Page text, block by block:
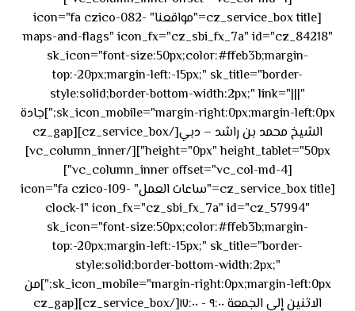
[cz_service_box title="مواقعنا" icon="fa czico-082-
maps-and-flags" icon_fx="cz_sbi_fx_7a" id="cz_84218"
sk_icon="font-size:50px;color:#ffeb3b;margin-
top:-20px;margin-left:-15px;" sk_title="border-
style:solid;border-bottom-width:2px;" link="|||"
sk_icon_mobile="margin-right:0px;margin-left:0px;"]جادة
الشيخ محمد بن راشد – دبي[/cz_service_box][cz_gap
height="0px" height_tablet="50px"][/vc_column_inner]
[vc_column_inner offset="vc_col-md-4"]
[cz_service_box title="ساعات العمل" icon="fa czico-109-
clock-1" icon_fx="cz_sbi_fx_7a" id="cz_57994"
sk_icon="font-size:50px;color:#ffeb3b;margin-
top:-20px;margin-left:-15px;" sk_title="border-
style:solid;border-bottom-width:2px;"
sk_icon_mobile="margin-right:0px;margin-left:0px;"]من
الاثنين إلى الجمعة ٩:٠٠ - ١٧:٠٠[/cz_service_box][cz_gap